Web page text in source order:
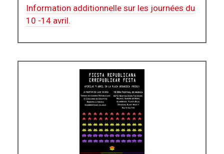
Information additionnelle sur les journées du
10 -14 avril.